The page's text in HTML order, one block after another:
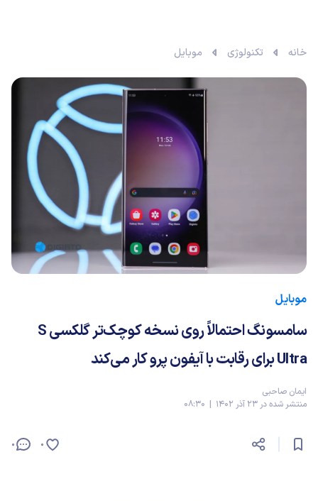
خانه تکنولوژی موبایل
موبایل
سامسونگ احتمالاً روی نسخه کوچک‌تر گلکسی S
Ultra برای رقابت با آیفون پرو کار می‌کند
ایمان صاحبی
منتشر شده در 23 آذر 1402 | 08:30
0 0